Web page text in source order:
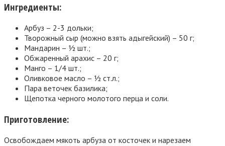
Ингредиенты:
Арбуз – 2-3 дольки;
Творожный сыр (можно взять адыгейский) – 50 г;
Мандарин – ½ шт.;
Обжаренный арахис – 20 г;
Манго – 1/4 шт.;
Оливковое масло – ½ ст.л.;
Пара веточек базилика;
Щепотка черного молотого перца и соли.
Приготовление:
Освобождаем мякоть арбуза от косточек и нарезаем